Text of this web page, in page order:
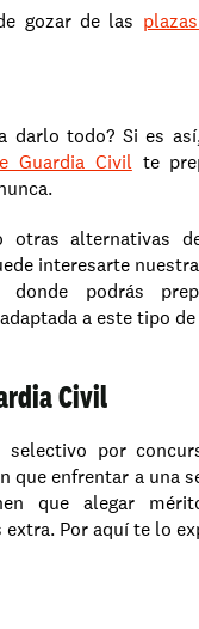
gozar de las
Guardia Civil te
otras alternativas
interesarte nuestra
donde podrás
a este tipo
Civil
por
que enfrentar a una
que alegar
Por aquí te lo